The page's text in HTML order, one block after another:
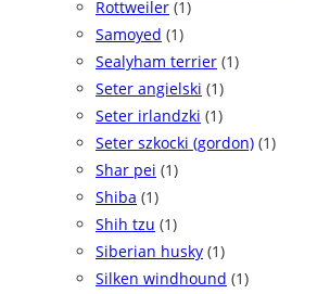
Rottweiler (1)
Samoyed (1)
Sealyham terrier (1)
Seter angielski (1)
Seter irlandzki (1)
Seter szkocki (gordon) (1)
Shar pei (1)
Shiba (1)
Shih tzu (1)
Siberian husky (1)
Silken windhound (1)